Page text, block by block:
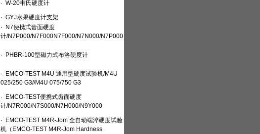
· W-20韦氏硬度计
· GYJ水果硬度计支架
· N7便携式齿面硬度
计/N7P000/N7F000N7F000/N7N000/N7P000
· PHBR-100型磁力式布洛硬度计
· EMCO-TEST M4U 通用型硬度试验机/M4U
025/250 G3//M4U 075/750 G3
· EMCO-TEST便携式齿面硬度
计/N7R000/N7S000/N7H000/N9Y000
· EMCO-TEST M4R-Jom 全自动端淬硬度试验
机（EMCO-TEST M4R-Jom Hardness